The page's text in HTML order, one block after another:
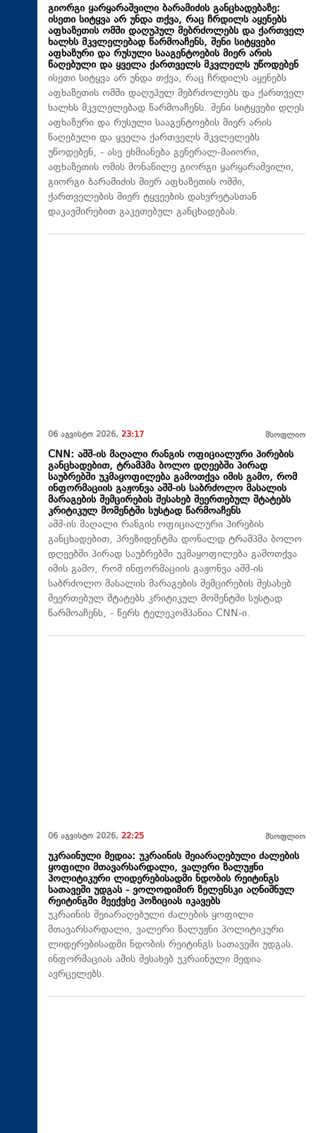
გიორგი ყარყარაშვილი ბარამიძის განცხადებაზე:
ისეთი სიტყვა არ უნდა თქვა, რაც ჩრდილს აყენებს
აფხაზეთის ომში დაღუპულ მებრძოლებს და ქართველ
ხალხს მკვლელებად წარმოაჩენს, შენი სიტყვები
აფხაზური და რუსული სააგენტოების მიერ არის
წაღებული და ყველა ქართველს მკვლელს უწოდებენ
ისეთი სიტყვა არ უნდა თქვა, რაც ჩრდილს აყენებს
აფხაზეთის ომში დაღუპულ მებრძოლებს და ქართველ
ხალხს მკვლელებად წარმოაჩენს. შენი სიტყვები დღეს
აფხაზური და რუსული სააგენტოების მიერ არის
წაღებული და ყველა ქართველს მკვლელებს
უწოდებენ, - ასე ეხმიანება გენერალ-მაიორი,
აფხაზეთის ომის მონაწილე გიორგი ყარყარაშვილი,
გიორგი ბარამიძის მიერ აფხაზეთის ომში,
ქართველების მიერ ტყვეების დახვრეტასთან
დაკავშირებით გაკეთებულ განცხადებას.
06 აგვისტო 2026, 23:17 მსოფლიო
CNN: აშშ-ის მაღალი რანგის ოფიციალური პირების
განცხადებით, ტრამპმა ბოლო დღეებში პირად
საუბრებში უკმაყოფილება გამოთქვა იმის გამო, რომ
ინფორმაციის გაჟონვა აშშ-ის საბრძოლო მასალის
მარაგების შემცირების შესახებ შეერთებულ შტატებს
კრიტიკულ მომენტში სუსტად წარმოაჩენს
აშშ-ის მაღალი რანგის ოფიციალური პირების
განცხადებით, პრეზიდენტმა დონალდ ტრამპმა ბოლო
დღეებში პირად საუბრებში უკმაყოფილება გამოთქვა
იმის გამო, რომ ინფორმაციის გაჟონვა აშშ-ის
საბრძოლო მასალის მარაგების შემცირების შესახებ
შეერთებულ შტატებს კრიტიკულ მომენტში სუსტად
წარმოაჩენს, - წერს ტელეკომპანია CNN-ი.
06 აგვისტო 2026, 22:25 მსოფლიო
უკრაინული მედია: უკრაინის შეიარაღებული ძალების
ყოფილი მთავარსარდალი, ვალერი ზალუჟნი
პოლიტიკური ლიდერებისადმი ნდობის რეიტინგს
სათავეში უდგას - ვოლოდიმირ ზელენსკი აღნიშნულ
რეიტინგში მეექვსე პოზიციას იკავებს
უკრაინის შეიარაღებული ძალების ყოფილი
მთავარსარდალი, ვალერი ზალუჟნი პოლიტიკური
ლიდერებისადმი ნდობის რეიტინგს სათავეში უდგას.
ინფორმაციას ამის შესახებ უკრაინული მედია
ავრცელებს.